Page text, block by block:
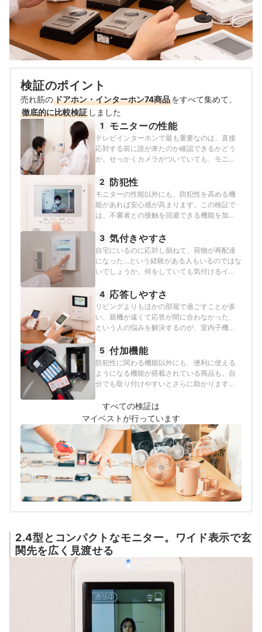
検証のポイント
売れ筋のドアホン・インターホン74商品をすべて集めて、
徹底的に比較検証 しました
1
モニターの性能
テレビインターホンで最も重要なのは、直接
応対する前に誰が来たのか確認できるかどう
か。せっかくカメラがついていても、モニタ
回は監修者と一緒に、すべてのインターホン
を設置し使用してみてモニターの性能を検証
しました。以下の評価項目に沿って、来訪者
をしっかり確認できるモニターの品質・機能
目＞画質のよさ撮影範囲の広さモニターサイ
ズの大きさライト点灯の有無ズーム機能の有
無
2 防犯性
モニターの性能以外にも、防犯性を高める機
能があれば安心感が高まります。この検証で
は、不審者との接触を回避できる機能を加点
目＞録画機能：手動・自動録画対応、録画件
数、連続画像録画機能の有無、動画録画・録
音を確認ボイスチェンジ機能：高い声を低い
声に変換する機能の有無定型文応答機能：定
モニター機能：来訪時以外でも室内親機から
外の様子が確認できる機能の有無
3 気付きやすさ
自宅にいるのに応対し損ねて、荷物が再配達
になった…という経験がある人もいるのではな
いでしょうか。何をしていても気付けるイン
りません。以下の評価項目に沿って、気付き
やすさを評価しました。＜評価項目＞音の気
付きやすさ：最大音量・最小音量のとき、イ
ンターホンの目の前・キッチンでの洗い物
音かライト通知機能：音だけでなく、ライト
の点滅など視覚による通知があるか音量調節
の可否：呼び出し音量、通話音量をそれぞれ
調節できるか
4 応答しやすさ
リビングよりもほかの部屋で過ごすことが多
い、親機が遠くて応答が間に合わなかった、
という人の悩みを解決するのが、室内子機や
きるスマホ連携タイプであれば、いつでもど
こでも応対できます。以下の評価項目に沿っ
て加点し、応答しやすさを評価しました。＜
評価項目＞室内子機・持ち運べる親機の有無
固定電話との連携の可否
5 付加機能
防犯性に関わる機能以外にも、便利に使える
ようになる機能が搭載されている商品も。自
分でも取り付けやすいとさらに助かりますよ
使える付加機能を備えているものほど高評価
にしました。＜評価項目＞火災報知器などの
ほかの機器と接続できるものを加点通話方
式：一般的な自動交互通話だけでなく、音声
応答・プレストーク通話・インターホン子機
側からの通話（ただいまコール）できるもの
を加点取り付けの手軽さ：配線工事が不要、
配線工事は必要だが工事に資格が不要なもの
すべての検証は
マイベストが行っています
2.4型とコンパクトなモニター。ワイド表示で玄
関先を広く見渡せる